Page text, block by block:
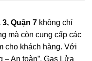
Quận 7 không chỉ
mà còn cung cấp các
cho khách hàng. Với
An toàn”, Gas Lửa